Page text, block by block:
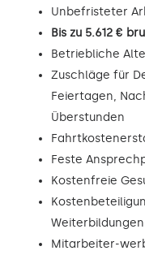
Unbefristeter
Bis zu 5.612 €
Betriebliche
Zuschläge für
Feiertagen,
Überstunden
Feste
Kostenfreie
Weiterbildungen
Mitarbeiter-